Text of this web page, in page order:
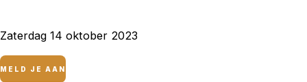
Zaterdag 14 oktober 2023
MELD JE AAN